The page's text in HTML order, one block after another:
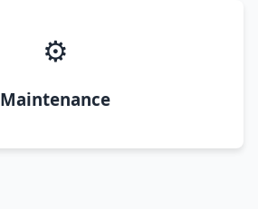
⚙️
Maintenance